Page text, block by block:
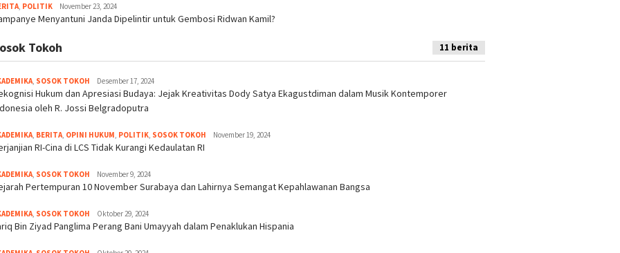
POLITIK November 23, 2024
Menyantuni Janda Dipelintir untuk Gembosi Ridwan Kamil?
Tokoh 11 berita
, SOSOK TOKOH Desember 17, 2024
Hukum dan Apresiasi Budaya: Jejak Kreativitas Dody Satya Ekagustdiman dalam Musik Kontemporer
oleh R. Jossi Belgradoputra
, BERITA, OPINI HUKUM, POLITIK, SOSOK TOKOH November 19, 2024
RI-Cina di LCS Tidak Kurangi Kedaulatan RI
, SOSOK TOKOH November 9, 2024
Pertempuran 10 November Surabaya dan Lahirnya Semangat Kepahlawanan Bangsa
, SOSOK TOKOH Oktober 29, 2024
Bin Ziyad Panglima Perang Bani Umayyah dalam Penaklukan Hispania